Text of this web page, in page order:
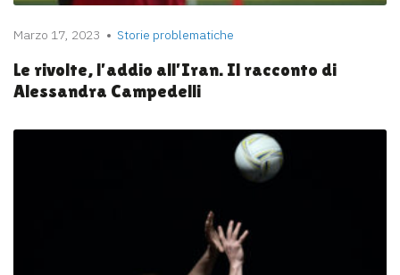
Marzo 17, 2023 Storie problematiche
Le rivolte, l’addio all’Iran. Il racconto di
Alessandra Campedelli